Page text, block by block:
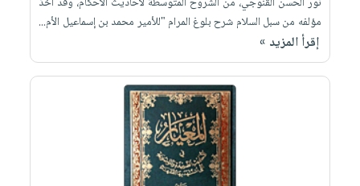
مؤلفه من سبل السلام شرح بلوغ المرام "للأمير محمد بن إسماعيل الأم...
إقرأ المزيد »